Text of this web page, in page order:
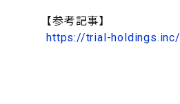
【参考記事】
https://trial-holdings.inc/